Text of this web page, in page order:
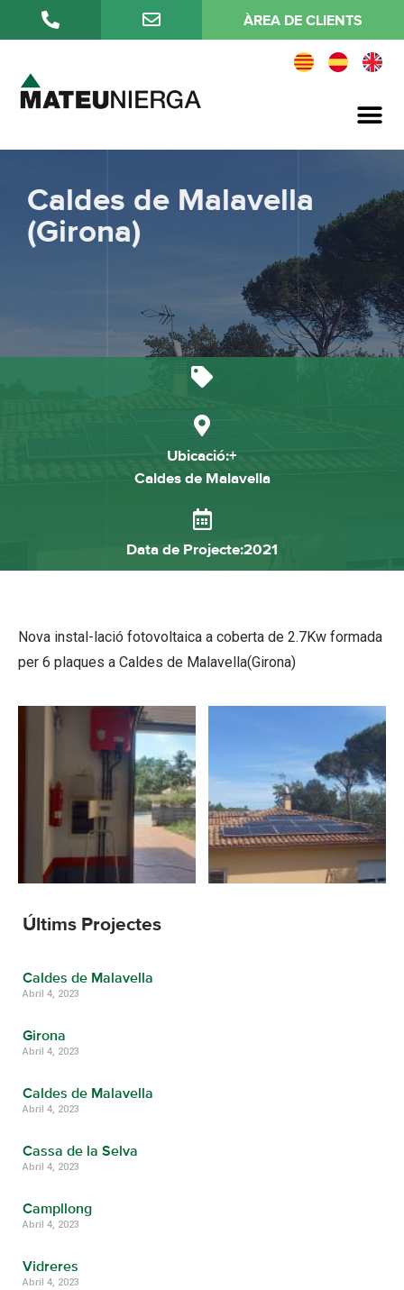
ÀREA DE CLIENTS
Caldes de Malavella
(Girona)
Ubicació:+
Caldes de Malavella
Data de Projecte:2021
Nova instal-lació fotovoltaica a coberta de 2.7Kw formada
per 6 plaques a Caldes de Malavella(Girona)
Últims Projectes
Caldes de Malavella
Abril 4, 2023
Girona
Abril 4, 2023
Caldes de Malavella
Abril 4, 2023
Cassa de la Selva
Abril 4, 2023
Campllong
Abril 4, 2023
Vidreres
Abril 4, 2023